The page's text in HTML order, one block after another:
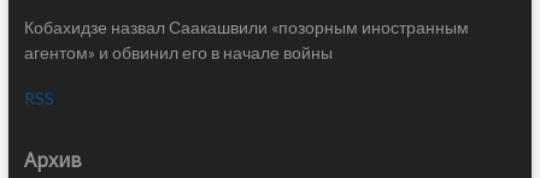
Кобахидзе назвал Саакашвили «позорным иностранным
агентом» и обвинил его в начале войны
RSS
Архив